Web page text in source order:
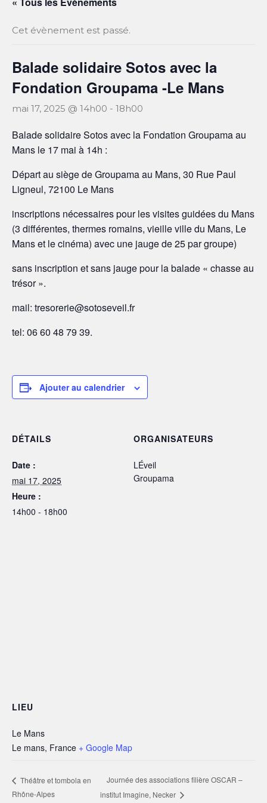
Cet évènement est passé.
Balade solidaire Sotos avec la
Fondation Groupama -Le Mans
mai 17, 2025 @ 14h00 - 18h00
Balade solidaire Sotos avec la Fondation Groupama au
Mans le 17 mai à 14h :
Départ au siège de Groupama au Mans, 30 Rue Paul
Ligneul, 72100 Le Mans
inscriptions nécessaires pour les visites guidées du Mans
(3 différentes, thermes romains, vieille ville du Mans, Le
Mans et le cinéma) avec une jauge de 25 par groupe)
sans inscription et sans jauge pour la balade « chasse au
trésor ».
mail: tresorerie@sotoseveil.fr
tel: 06 60 48 79 39.
Ajouter au calendrier
DÉTAILS
Date :
mai 17, 2025
Heure :
14h00 - 18h00
ORGANISATEURS
LÉveil
Groupama
LIEU
Le Mans
Le mans, France + Google Map
Théâtre et tombola en
Rhône-Alpes
Journée des associations filière OSCAR –
institut Imagine, Necker